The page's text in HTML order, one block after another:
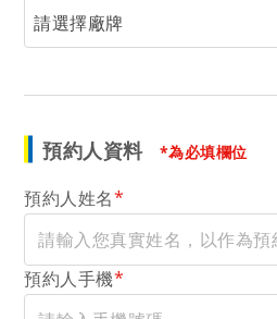
請選擇廠牌
預約人資料 *為必填欄位
預約人姓名*
預約人手機*